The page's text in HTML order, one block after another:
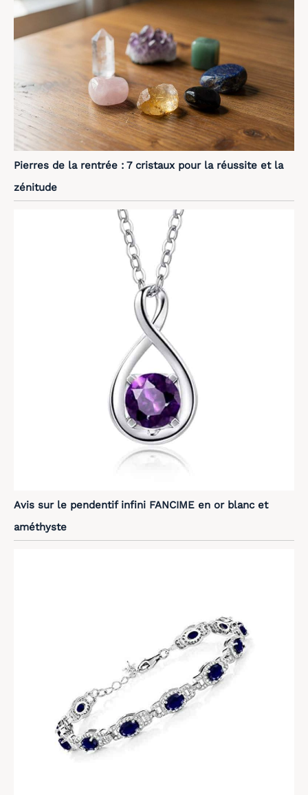
Pierres de la rentrée : 7 cristaux pour la réussite et la
zénitude
Avis sur le pendentif infini FANCIME en or blanc et
améthyste